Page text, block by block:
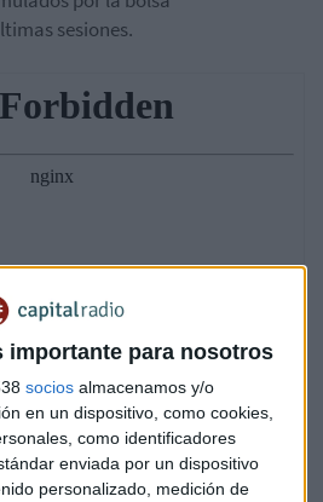
importante para nosotros
socios almacenamos y/o
en un dispositivo, como cookies,
como identificadores
enviada por un dispositivo
personalizado, medición de
sesiones.